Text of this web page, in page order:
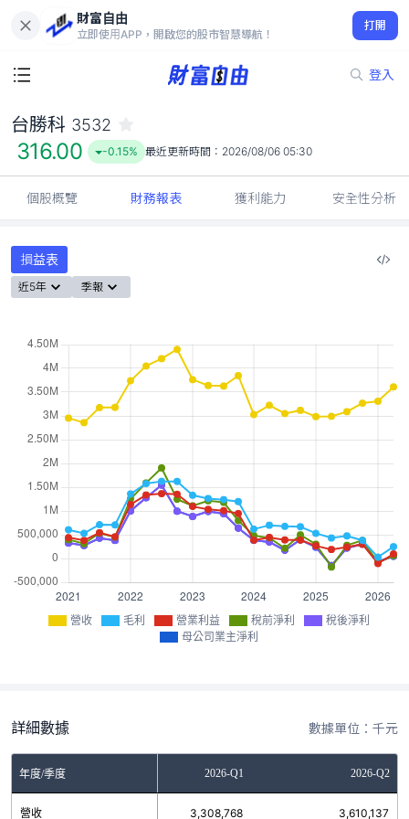
財富自由
立即使用APP，開啟您的股市智慧導航！
打開
登入
316.00
-0.15%
台勝科 3532
316.00 -0.15% 最近更新時間： 2026/08/06 05:30
個股概覽 財務報表 獲利能力 安全性分析
損益表
近5年 季報
營收 毛利 營業利益 稅前淨利
稅後淨利
母公司業主淨利
詳細數據 數據單位：千元
年度/季度2025-Q4 2026-Q1 2026-Q2
營收 3,308,768 3,610,137